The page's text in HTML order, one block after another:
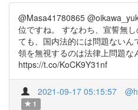
@Masa41780865
位ですね。 すなわち、宣誓無
ても、国内法的には問題ない
領を無視するのは法律上問題な
https://t.co/KoCK9Y31nf
2021-09-17 05:15:57
1